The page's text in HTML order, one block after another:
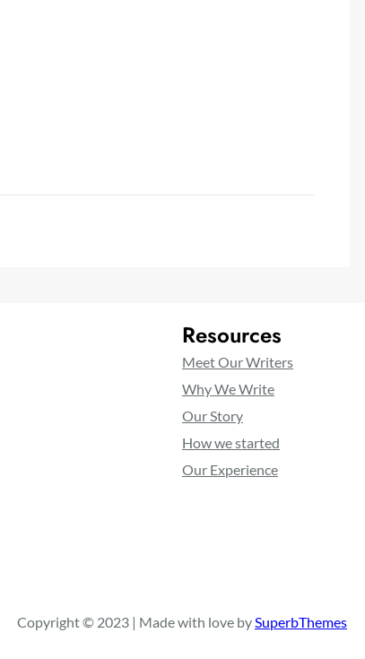
Resources
Meet Our Writers
Why We Write
Our Story
How we started
Our Experience
Copyright © 2023 | Made with love by SuperbThemes